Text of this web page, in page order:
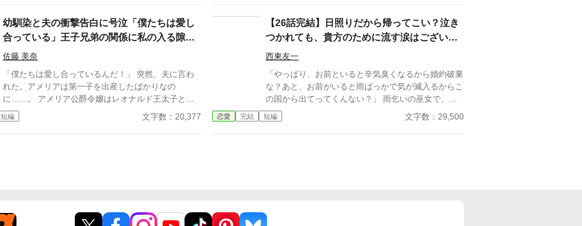
レナは結婚した二人の間に図々しく踏み込んでくる。
エレナの厚かましいお願いに、イリスは怒るより驚き
呆れていた。 「僕は構わないよ。エレナも一緒に行
こう」ハリーは信じられないことを言い出す。エレナ
が同行することに乗り気になり、花嫁のイリスの面目
をつぶし感情を傷つける。 とんでもない男と結婚し
たことが分かったイリスは、言葉を失うほかなく立ち
尽くしていた。
ラは学園に通っていた時から仲が悪く何かと衝突して
いた。 住んでいる邸宅はクロエの亡き両親が残して
くれたクロエの家で財産。クロエがこの家の主人なの
に、入り婿で立場の弱かったミカエルが本性をあらわ
して、我儘言って好き放題に振舞い始めた。
幼馴染と夫の衝撃告白に号泣「僕たちは愛し
合っている」王子兄弟の関係に私の入る隙間
がない！
佐藤 美奈
「僕たちは愛し合っているんだ！」 突然、夫に言わ
れた。アメリアは第一子を出産したばかりなの
に……。 アメリア公爵令嬢はレオナルド王太子と結
婚して、アメリアは王太子妃になった。 アメリアの
幼馴染のウィリアム。アメリアの夫はレオナルド。二
短編 文字数：20,377
【26話完結】日照りだから帰ってこい？泣き
つかれても、貴方のために流す涙はございま
せん。婚約破棄された私は砂漠の王と結婚し
西東友一
「やっぱり、お前といると辛気臭くなるから婚約破棄
な？あと、お前がいると雨ばっかで気が滅入るからこ
の国から出てってくんない？」 雨乞いの巫女で、涙
と共に雨を降らせる能力があると言われている主人公
のミシェルは、緑豊かな国エバーガーデニアの王子ジ
恋愛 完結 短編 文字数：29,500